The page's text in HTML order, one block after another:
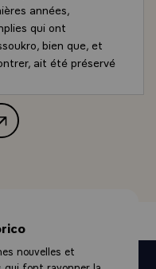
années,
qui ont
bien que, et
ait été préservé
l'âme africaine,
les chefs
réflexions,
d'esprit sur le
de mythes, vous
croyances, aux
les autres. C'est
la Côte d'Ivoire
M. François Mitterrand,
nouvelles et